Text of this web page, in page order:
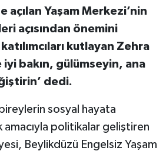
açılan Yaşam Merkezi’nin
açısından önemini
kutlayan Zehra
iyi bakın, gülümseyin, ana
dedi.
sosyal hayata
amacıyla politikalar geliştiren
Beylikdüzü Engelsiz Yaşam